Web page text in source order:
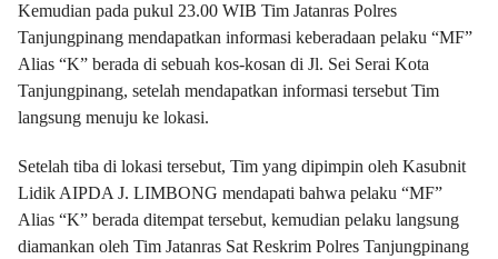
Kemudian pada pukul 23.00 WIB Tim Jatanras Polres
Tanjungpinang mendapatkan informasi keberadaan pelaku “MF”
Alias “K” berada di sebuah kos-kosan di Jl. Sei Serai Kota
Tanjungpinang, setelah mendapatkan informasi tersebut Tim
langsung menuju ke lokasi.
Setelah tiba di lokasi tersebut, Tim yang dipimpin oleh Kasubnit
Lidik AIPDA J. LIMBONG mendapati bahwa pelaku “MF”
Alias “K” berada ditempat tersebut, kemudian pelaku langsung
diamankan oleh Tim Jatanras Sat Reskrim Polres Tanjungpinang